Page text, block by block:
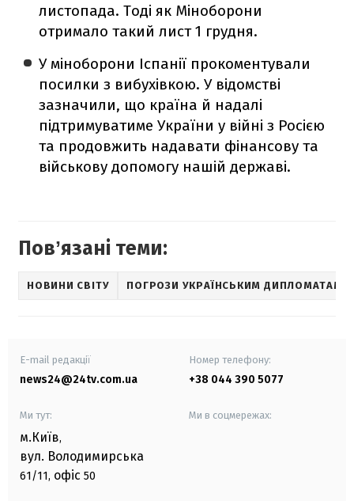
листопада. Тоді як Міноборони
отримало такий лист 1 грудня.
У міноборони Іспанії прокоментували
посилки з вибухівкою. У відомстві
зазначили, що країна й надалі
підтримуватиме України у війні з Росією
та продовжить надавати фінансову та
військову допомогу нашій державі.
Повʼязані теми:
НОВИНИ СВІТУ ПОГРОЗИ УКРАЇНСЬКИМ ДИПЛОМАТАМ
E-mail редакції
news24@24tv.com.ua
Номер телефону:
+38 044 390 5077
Ми тут:
м.Київ,
вул. Володимирська
61/11, офіс 50
Ми в соцмережах: